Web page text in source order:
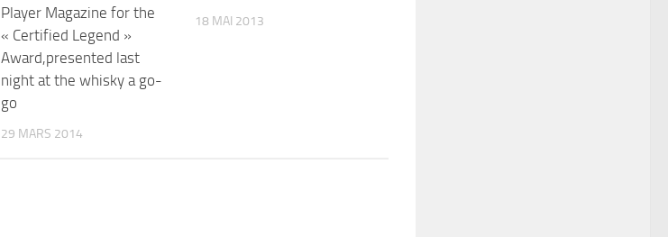
Player Magazine for the
« Certified Legend »
Award,presented last
night at the whisky a go-
go
29 MARS 2014
18 MAI 2013